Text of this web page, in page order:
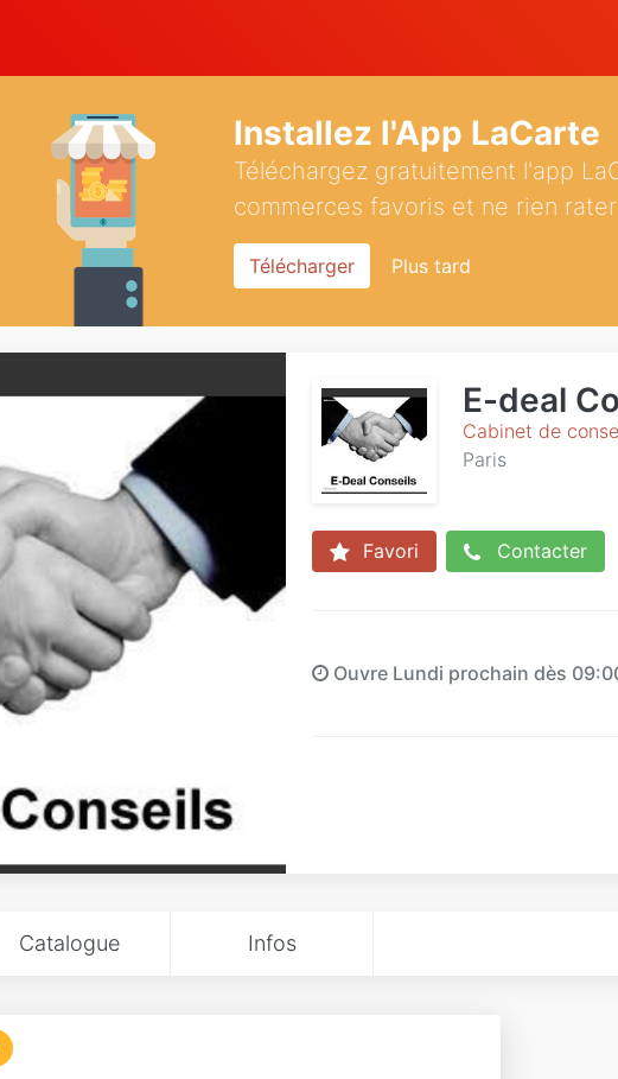
Installez l'App LaCarte
Téléchargez gratuitement l'app
commerces favoris et ne rien
Télécharger Plus tard
E-deal
Cabinet de
Paris
Favori Contacter
Ouvre Lundi prochain dès
Catalogue Infos